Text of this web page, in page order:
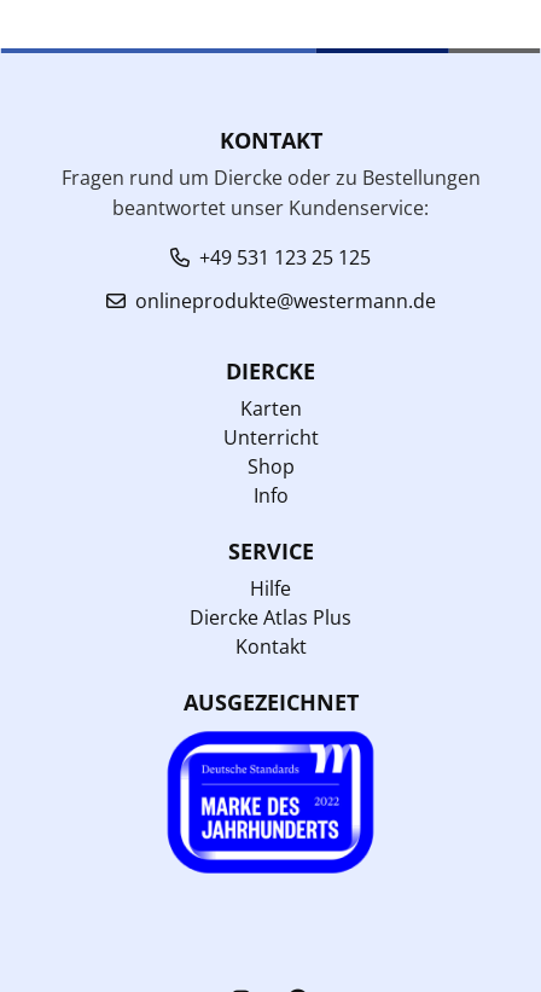
KONTAKT
Fragen rund um Diercke oder zu Bestellungen
beantwortet unser Kundenservice:
+49 531 123 25 125
onlineprodukte@westermann.de
DIERCKE
Karten
Unterricht
Shop
Info
SERVICE
Hilfe
Diercke Atlas Plus
Kontakt
AUSGEZEICHNET